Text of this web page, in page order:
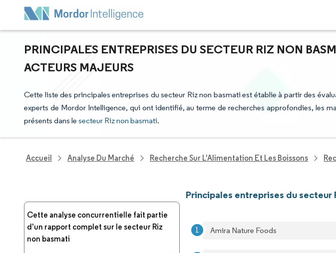
PRINCIPALES ENTREPRISES DU SECTEUR RIZ NON
ACTEURS MAJEURS
Cette liste des principales entreprises du secteur Riz non basmati est établie à partir des
experts de Mordor Intelligence, qui ont identifié, au terme de recherches approfondies, les
présents dans le secteur Riz non basmati.
Accueil Analyse Du Marché Recherche Sur L'Alimentation Et Les Boissons
Cette analyse concurrentielle fait partie
d'un rapport complet sur le secteur Riz
non basmati
Principales entreprises du secteur
Amira Nature Foods